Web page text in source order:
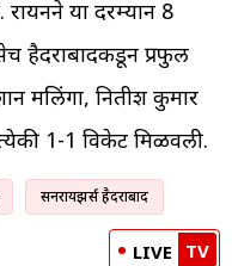
या दरम्यान 8
हैदराबादकडून प्रफुल
मलिंगा, नितीश कुमार
1-1 विकेट मिळवली.
सनरायझर्स हैदराबाद
LIVE TV